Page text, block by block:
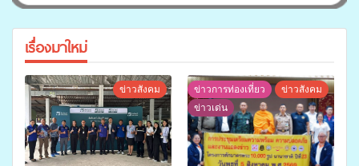
เรื่องมาใหม่
ข่าวสังคม ข่าวการท่องเที่ยว
ข่าวสังคม
ข่าวเด่น